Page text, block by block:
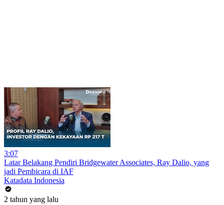
3:07
Latar Belakang Pendiri Bridgewater Associates, Ray Dalio, yang
jadi Pembicara di IAF
Katadata Indonesia
2 tahun yang lalu